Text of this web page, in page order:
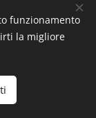
funzionamento
la migliore